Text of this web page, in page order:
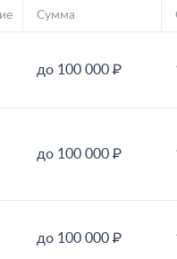
Сумма
до 100 000 ₽
до 100 000 ₽
до 100 000 ₽